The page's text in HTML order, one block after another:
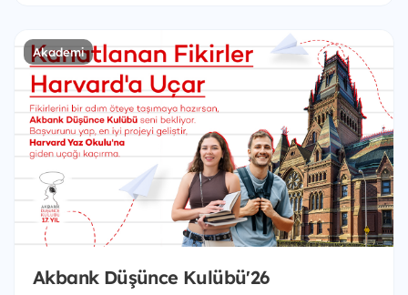
Akademi
Akbank Düşünce Kulübü'26